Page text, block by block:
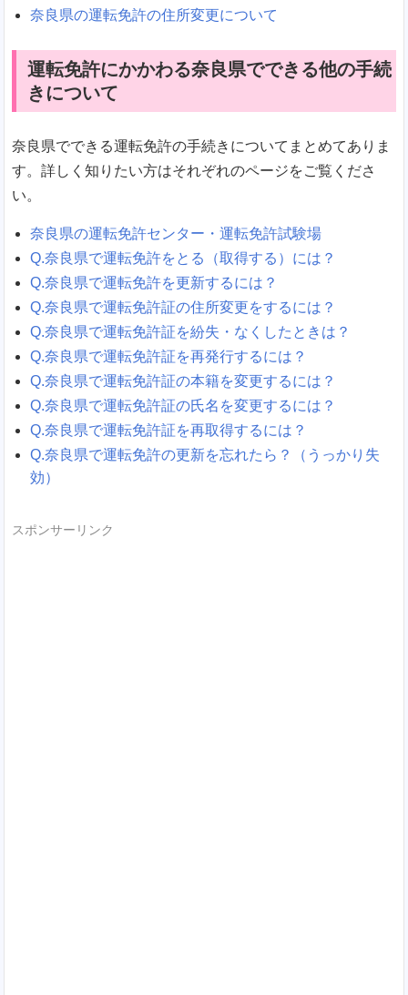
奈良県の運転免許の住所変更について
運転免許にかかわる奈良県でできる他の手続
きについて
奈良県でできる運転免許の手続きについてまとめてありま
す。詳しく知りたい方はそれぞれのページをご覧くださ
い。
奈良県の運転免許センター・運転免許試験場
Q.奈良県で運転免許をとる（取得する）には？
Q.奈良県で運転免許を更新するには？
Q.奈良県で運転免許証の住所変更をするには？
Q.奈良県で運転免許証を紛失・なくしたときは？
Q.奈良県で運転免許証を再発行するには？
Q.奈良県で運転免許証の本籍を変更するには？
Q.奈良県で運転免許証の氏名を変更するには？
Q.奈良県で運転免許証を再取得するには？
Q.奈良県で運転免許の更新を忘れたら？（うっかり失
効）
スポンサーリンク